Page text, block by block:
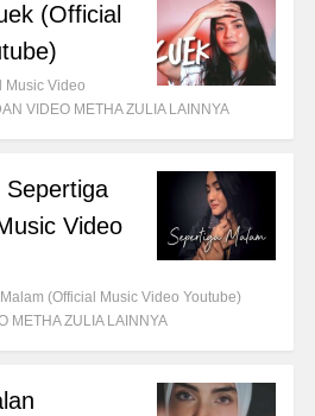
(Official
Music Video
VIDEO METHA ZULIA LAINNYA
Sepertiga
Video
(Official Music Video Youtube)
METHA ZULIA LAINNYA